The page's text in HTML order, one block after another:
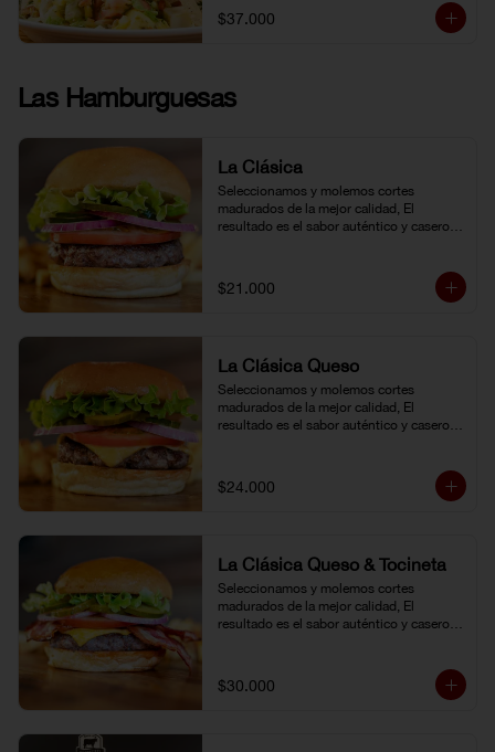
$37.000
Las Hamburguesas
La Clásica
Seleccionamos y molemos cortes
madurados de la mejor calidad, El
resultado es el sabor auténtico y casero
usted elija. Armela como quiera.
$21.000
La Clásica Queso
Seleccionamos y molemos cortes
madurados de la mejor calidad, El
resultado es el sabor auténtico y casero
usted elija. Armela como quiera.
$24.000
La Clásica Queso & Tocineta
Seleccionamos y molemos cortes
madurados de la mejor calidad, El
resultado es el sabor auténtico y casero
usted elija. Armela como quiera.
$30.000